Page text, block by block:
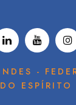
-
ESPÍRITO